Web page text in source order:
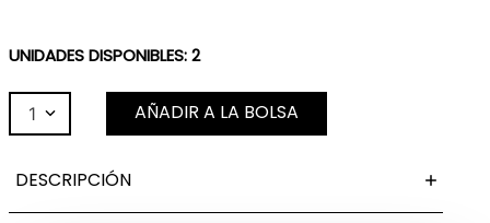
UNIDADES DISPONIBLES:2
1 AÑADIR A LA BOLSA
DESCRIPCIÓN